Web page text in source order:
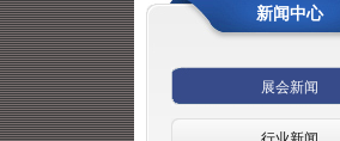
新闻中心
展会新闻